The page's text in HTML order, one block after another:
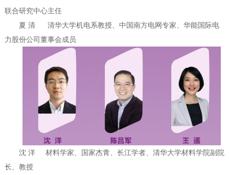
联合研究中心主任
夏 清 清华大学机电系教授、中国南方电网专家、华能国际电
力股份公司董事会成员
沈 洋 材料学家、国家杰青、长江学者、清华大学材料学院副院
长、教授